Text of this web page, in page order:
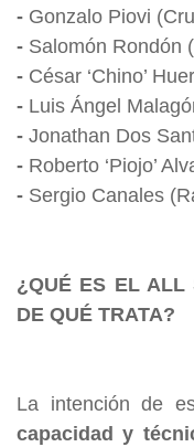
- Gonzalo Piovi
- Salomón Rondón
- César ‘Chino’
- Luis Ángel
- Jonathan Dos
- Roberto ‘Piojo’
- Sergio Canales
¿QUÉ ES EL ALL
DE QUÉ TRATA?
La intención de
capacidad y